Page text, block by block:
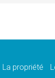
La propriété